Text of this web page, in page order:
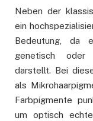
Neben der
ein
Bedeutung, da
genetisch oder
darstellt. Bei
als
Farbpigmente
um optisch